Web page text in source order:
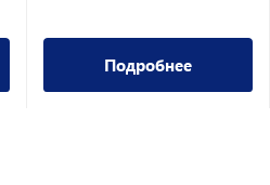
Подробнее